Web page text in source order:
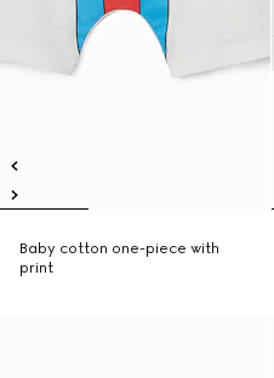
Baby cotton one-piece with
print